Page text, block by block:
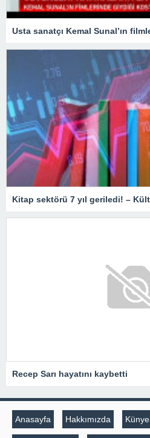
Kitap sektörü 7 yıl geriledi! –
Recep Sarı hayatını kaybetti
Anasayfa Hakkımızda Künye